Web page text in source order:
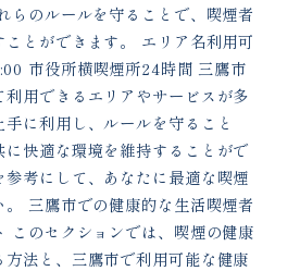
らのルールを守ることで、喫煙者
ことができます。 エリア名利用可
市役所横喫煙所24時間 三鷹市
用できるエリアやサービスが多
に利用し、ルールを守ること
快適な環境を維持することがで
考にして、あなたに最適な喫煙
三鷹市での健康的な生活喫煙者
このセクションでは、喫煙の健康
法と、三鷹市で利用可能な健康